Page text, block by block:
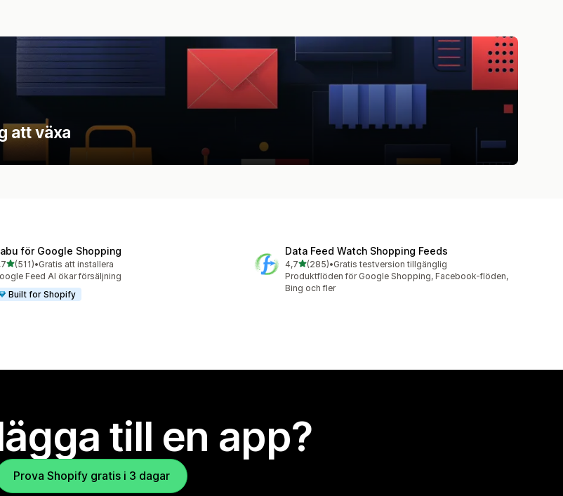
att växa
för Google Shopping
av 5 stjärnor
(511)
recensioner totalt
•Gratis att installera
Feed AI ökar försäljning
Built for Shopify
Data Feed Watch Shopping Feeds
4,7av 5 stjärnor
(285)
285 recensioner totalt
•Gratis testversion tillgänglig
Produktflöden för Google Shopping, Facebook-flöden,
Bing och fler
till en app?
Prova Shopify gratis i 3 dagar